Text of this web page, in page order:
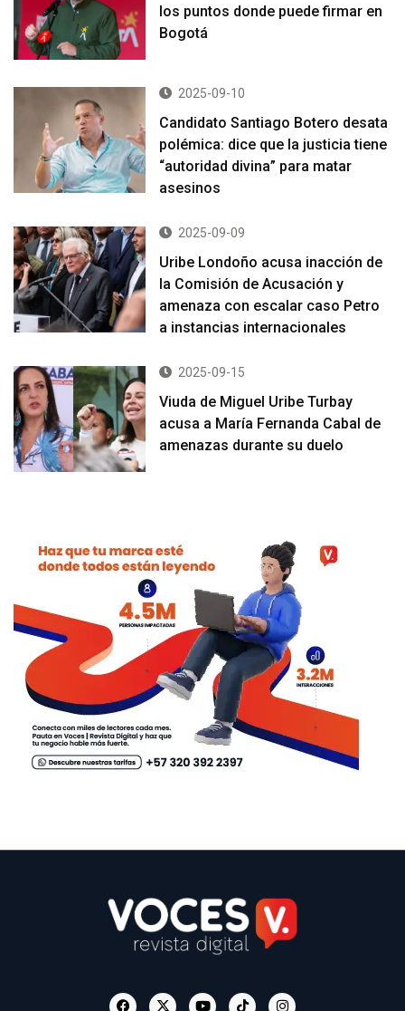
los puntos donde puede firmar en
Bogotá
2025-09-10
Candidato Santiago Botero desata
polémica: dice que la justicia tiene
“autoridad divina” para matar
asesinos
2025-09-09
Uribe Londoño acusa inacción de
la Comisión de Acusación y
amenaza con escalar caso Petro
a instancias internacionales
2025-09-15
Viuda de Miguel Uribe Turbay
acusa a María Fernanda Cabal de
amenazas durante su duelo